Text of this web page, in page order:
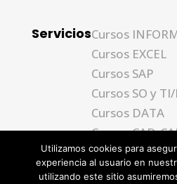
ServiciosCursos
Cursos EXCEL
Cursos SAP
Cursos SO y
Cursos DATA
Cursos CAD-
Utilizamos cookies para
experiencia al usuario en
utilizando este sitio